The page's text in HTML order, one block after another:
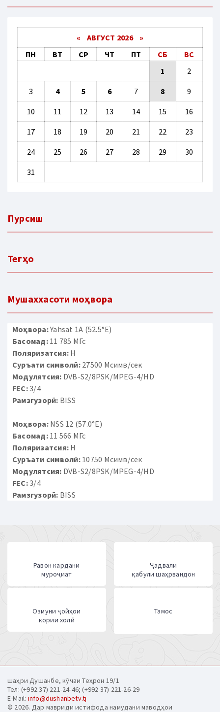
« АВГУСТ 2026 »
ПН
ВТ СР ЧТ ПТ СБ
ВС
1
2
3 4 5 6 7 8 9
10 11 12 13 14 15 16
17 18 19 20 21 22 23
24 25 26 27 28 29 30
31
Пурсиш
Тегҳо
Мушаххасоти моҳвора
Моҳвора:Yahsat 1A (52.5°E)
Басомад:11 785 МГс
Поляризатсия: H
Суръати символӣ:27500 Мсимв/сек
Модулятсия: DVB-S2/8PSK/MPEG-4/HD
FEC:3/4
Рамзгузорӣ: BISS
Моҳвора:NSS 12 (57.0°E)
Басомад:11 566 МГс
Поляризатсия: H
Суръати символӣ:10750 Мсимв/сек
Модулятсия: DVB-S2/8PSK/MPEG-4/HD
FEC:3/4
Рамзгузорӣ: BISS
Равон кардани
муроҷиат
Ҷадвали
қабули шаҳрвандон
Озмуни ҷойҳои
кории холӣ
Тамос
шаҳри Душанбе, кӯчаи Теҳрон 19/1
Тел: (+992 37) 221-24-46; (+992 37) 221-26-29
E-Mail: info@dushanbetv.tj
© 2026. Дар мавриди истифода намудани маводҳои